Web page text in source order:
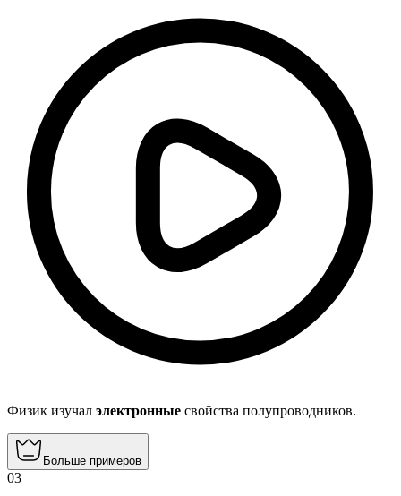
Физик изучал электронные свойства полупроводников.
Больше примеров
03